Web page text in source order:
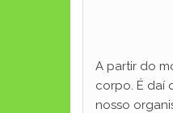
A partir do
corpo. É daí
nosso